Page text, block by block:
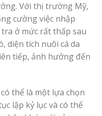
Với thị trường Mỹ,
cường việc nhập
ở mức rất thấp sau
diện tích nuôi cá da
tiếp, ảnh hưởng đến
thể là một lựa chọn
lập kỷ lục và có thể